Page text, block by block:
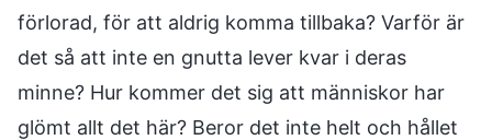
förlorad, för att aldrig komma tillbaka? Varför är
det så att inte en gnutta lever kvar i deras
minne? Hur kommer det sig att människor har
glömt allt det här? Beror det inte helt och hållet